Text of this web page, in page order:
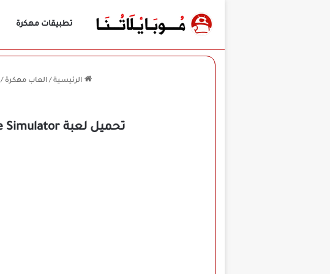
تطبيقات مهكرة
الرئيسية / العاب مهكرة /
تحميل لعبة PUBG Crate Simulator مهكرة للأندرويد APK أخر إصدار 2026 مجانًا